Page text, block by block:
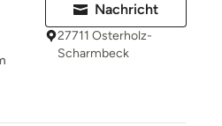
Nachricht
27711 Osterholz-
Scharmbeck